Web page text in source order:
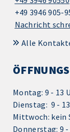
+49 3946 905-
Nachricht
Alle
Montag: 9 - 13
Dienstag: 9 -
Mittwoch: kein
Donnerstag: 9